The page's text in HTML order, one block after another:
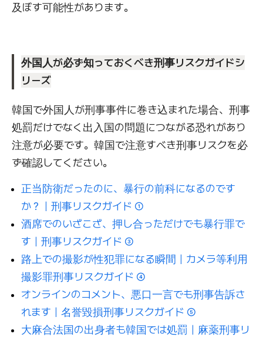
及ぼす可能性があります。
外国人が必ず知っておくべき刑事リスクガイドシ
リーズ
韓国で外国人が刑事事件に巻き込まれた場合、刑事
処罰だけでなく出入国の問題につながる恐れがあり
注意が必要です。韓国で注意すべき刑事リスクを必
ず確認してください。
正当防衛だったのに、暴行の前科になるのです
か？｜刑事リスクガイド ①
酒席でのいざこざ、押し合っただけでも暴行罪で
す｜刑事リスクガイド ③
路上での撮影が性犯罪になる瞬間｜カメラ等利用
撮影罪刑事リスクガイド ④
オンラインのコメント、悪口一言でも刑事告訴さ
れます｜名誉毀損刑事リスクガイド ⑤
大麻合法国の出身者も韓国では処罰｜麻薬刑事リ